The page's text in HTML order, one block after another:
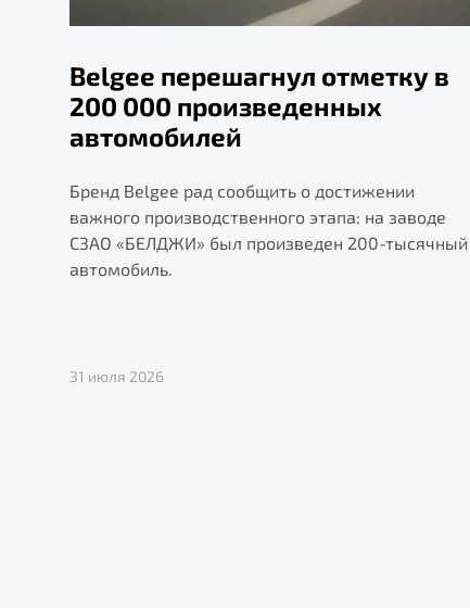
Belgee перешагнул отметку в
200 000 произведенных
автомобилей
Бренд Belgee рад сообщить о достижении
важного производственного этапа: на заводе
СЗАО «БЕЛДЖИ» был произведен 200-тысячный
автомобиль.
31 июля 2026